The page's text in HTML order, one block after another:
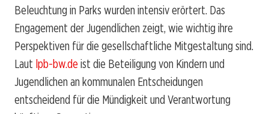
Beleuchtung in Parks wurden intensiv erörtert. Das
Engagement der Jugendlichen zeigt, wie wichtig ihre
Perspektiven für die gesellschaftliche Mitgestaltung sind.
Laut lpb-bw.de ist die Beteiligung von Kindern und
Jugendlichen an kommunalen Entscheidungen
entscheidend für die Mündigkeit und Verantwortung